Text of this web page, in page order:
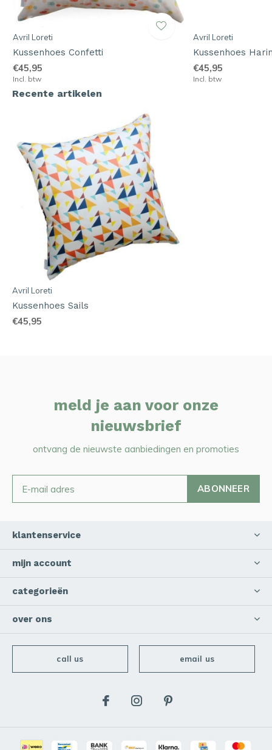
Avril Loreti
Kussenhoes Confetti
€45,95
Incl. btw
Avril Loreti
Kussenhoes
€45,95
Incl. btw
Recente artikelen
Avril Loreti
Kussenhoes Sails
€45,95
meld je aan voor onze
nieuwsbrief
ontvang de nieuwste aanbiedingen en promoties
ABONNEER
klantenservice
mijn account
categorieën
over ons
call us email us